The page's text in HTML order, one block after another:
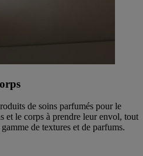
de soins parfumés pour le
et le corps à prendre leur envol, tout
de textures et de parfums.